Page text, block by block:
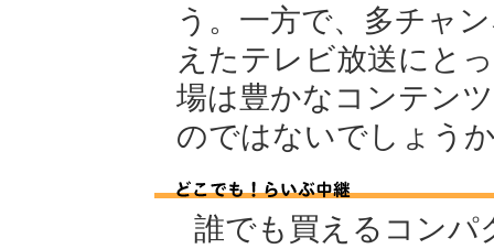
う。一方で、多チャ
えたテレビ放送にと
場は豊かなコンテン
のではないでしょう
誰でも買えるコンパ